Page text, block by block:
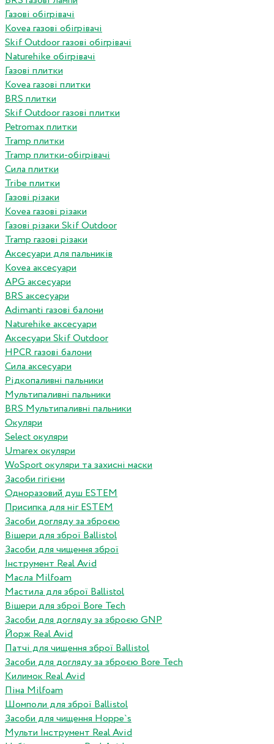
Газові обігрівачі
Kovea газові обігрівачі
Skif Outdoor газові обігрівачі
Naturehike обігрівачі
Газові плитки
Kovea газові плитки
BRS плитки
Skif Outdoor газові плитки
Petromax плитки
Tramp плитки
Tramp плитки-обігрівачі
Сила плитки
Tribe плитки
Газові різаки
Kovea газові різаки
Газові різаки Skif Outdoor
Tramp газові різаки
Аксесуари для пальників
Kovea аксесуари
APG аксесуари
BRS аксесуари
Adimanti газові балони
Naturehike аксесуари
Аксесуари Skif Outdoor
HPCR газові балони
Сила аксесуари
Рідкопаливні пальники
Мультипаливні пальники
BRS Мультипаливні пальники
Окуляри
Select окуляри
Umarex окуляри
WoSport окуляри та захисні маски
Засоби гігієни
Одноразовий душ ESTEM
Присипка для ніг ESTEM
Засоби догляду за зброєю
Вішери для зброї Ballistol
Засоби для чищення зброї
Інструмент Real Avid
Масла Milfoam
Мастила для зброї Ballistol
Вішери для зброї Bore Tech
Засоби для догляду за зброєю GNP
Йорж Real Avid
Патчі для чищення зброї Ballistol
Засоби для догляду за зброєю Bore Tech
Килимок Real Avid
Піна Milfoam
Шомполи для зброї Ballistol
Засоби для чищення Hoppe`s
Мульти Інструмент Real Avid